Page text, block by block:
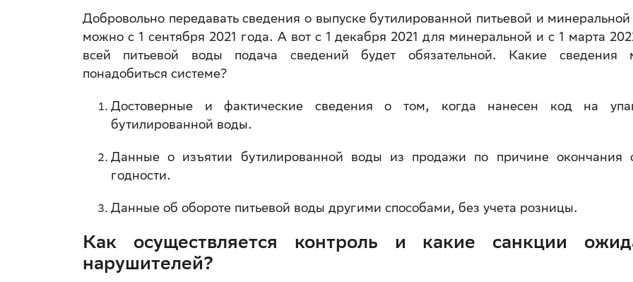
Добровольно передавать сведения о выпуске бутилированной питьевой и
можно с 1 сентября 2021 года. А вот с 1 декабря 2021 для минеральной и с 1 марта
всей питьевой воды подача сведений будет обязательной. Какие сведения
понадобиться системе?
Достоверные и фактические сведения о том, когда нанесен код на
бутилированной воды.
Данные о изъятии бутилированной воды из продажи по причине окончания
годности.
Данные об обороте питьевой воды другими способами, без учета розницы.
Как осуществляется контроль и какие санкции
нарушителей?